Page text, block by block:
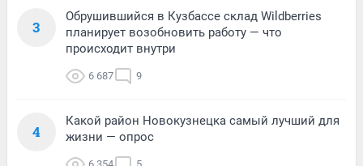
3
Обрушившийся в Кузбассе склад Wildberries
планирует возобновить работу — что
происходит внутри
6 687 9
4
Какой район Новокузнецка самый лучший для
жизни — опрос